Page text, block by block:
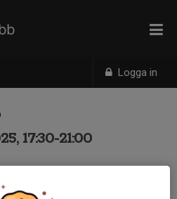
Logga in
17:30-21:00